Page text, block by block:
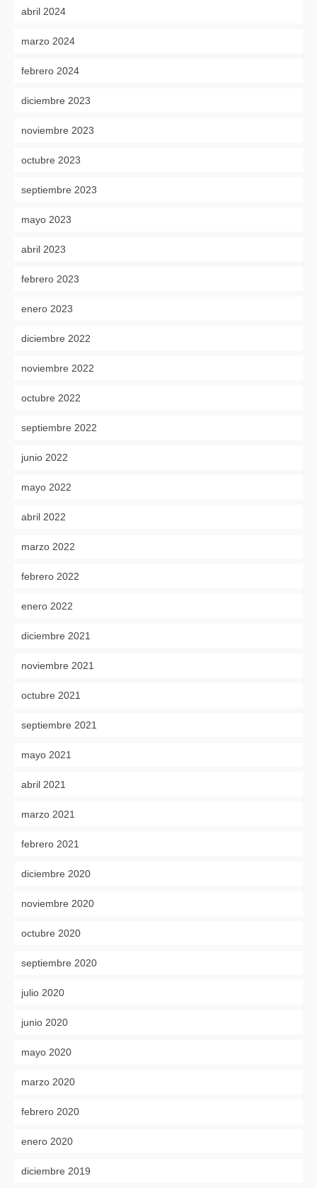
abril 2024
marzo 2024
febrero 2024
diciembre 2023
noviembre 2023
octubre 2023
septiembre 2023
mayo 2023
abril 2023
febrero 2023
enero 2023
diciembre 2022
noviembre 2022
octubre 2022
septiembre 2022
junio 2022
mayo 2022
abril 2022
marzo 2022
febrero 2022
enero 2022
diciembre 2021
noviembre 2021
octubre 2021
septiembre 2021
mayo 2021
abril 2021
marzo 2021
febrero 2021
diciembre 2020
noviembre 2020
octubre 2020
septiembre 2020
julio 2020
junio 2020
mayo 2020
marzo 2020
febrero 2020
enero 2020
diciembre 2019